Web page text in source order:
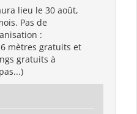
lieu le 30 août,
Pas de
:
mètres gratuits et
gratuits à